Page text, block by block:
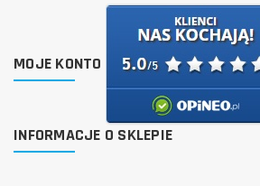
MOJE KONTO
INFORMACJE O SKLEPIE